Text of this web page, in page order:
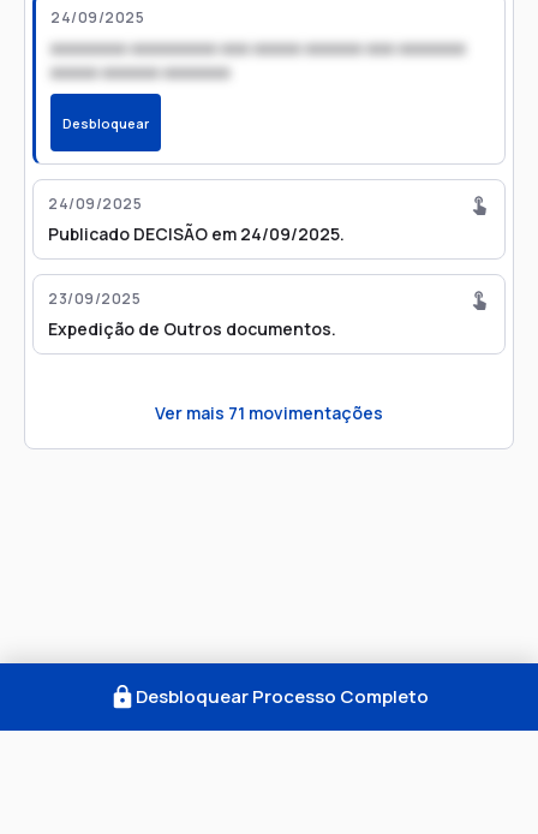
24/09/2025
xxxxxxxx xxxxxxxxx xxx xxxxx xxxxxx xxx xxxxxxx
xxxxx xxxxxx xxxxxxx
Desbloquear
24/09/2025
Publicado DECISÃO em 24/09/2025.
23/09/2025
Expedição de Outros documentos.
Ver mais 71 movimentações
Desbloquear Processo Completo